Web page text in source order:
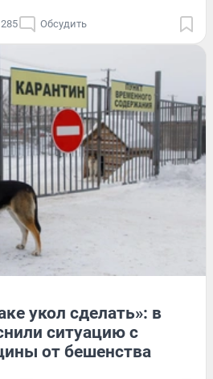
Обсудить
укол сделать»: в
ситуацию с
от бешенства